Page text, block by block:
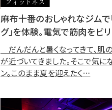
麻布十番のおしゃれなジムで
グ」を体験。電気で筋肉をビリ
だんだんと暑くなってきて、肌
が近づいてきました。そこで気に
ン。このまま夏を迎えたく…